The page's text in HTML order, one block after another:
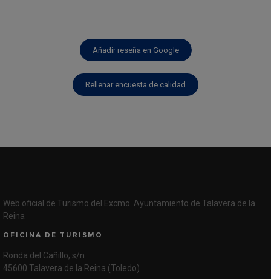
Añadir reseña en Google
Rellenar encuesta de calidad
Web oficial de Turismo del Excmo. Ayuntamiento de Talavera de la
Reina
OFICINA DE TURISMO
Ronda del Cañillo, s/n
45600 Talavera de la Reina (Toledo)